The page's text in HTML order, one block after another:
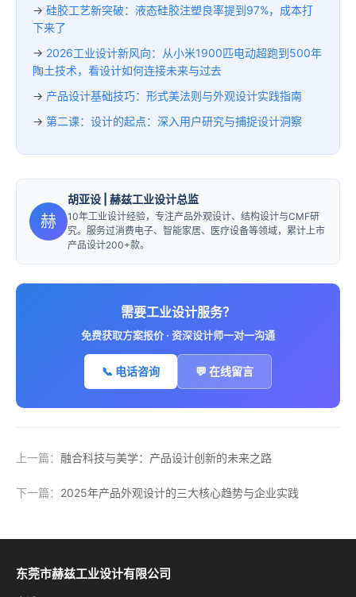
→ 硅胶工艺新突破：液态硅胶注塑良率提到97%，成本打
下来了
→ 2026工业设计新风向：从小米1900匹电动超跑到500年
陶土技术，看设计如何连接未来与过去
→ 产品设计基础技巧：形式美法则与外观设计实践指南
→ 第二课：设计的起点：深入用户研究与捕捉设计洞察
赫
胡亚设 | 赫兹工业设计总监
10年工业设计经验，专注产品外观设计、结构设计与CMF研
究。服务过消费电子、智能家居、医疗设备等领域，累计上市
产品设计200+款。
需要工业设计服务？
免费获取方案报价 · 资深设计师一对一沟通
📞 电话咨询 💬 在线留言
上一篇： 融合科技与美学：产品设计创新的未来之路
下一篇： 2025年产品外观设计的三大核心趋势与企业实践
东莞市赫兹工业设计有限公司